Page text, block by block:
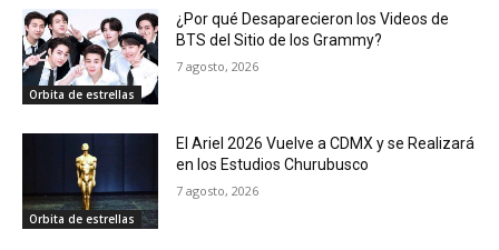
Orbita de estrellas
¿Por qué Desaparecieron los Videos de
BTS del Sitio de los Grammy?
7 agosto, 2026
Orbita de estrellas
El Ariel 2026 Vuelve a CDMX y se Realizará
en los Estudios Churubusco
7 agosto, 2026